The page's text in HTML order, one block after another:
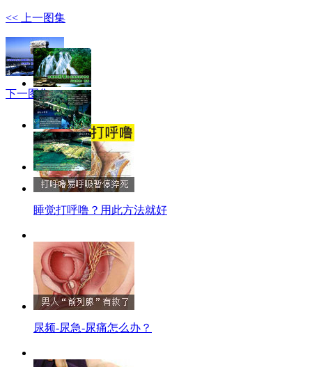
<< 上一图集
下一图集 >>
睡觉打呼噜？用此方法就好
尿频-尿急-尿痛怎么办？